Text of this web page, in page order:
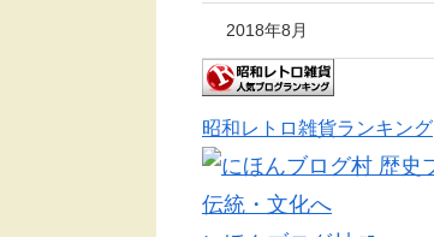
2018年8月
昭和レトロ雑貨ランキング